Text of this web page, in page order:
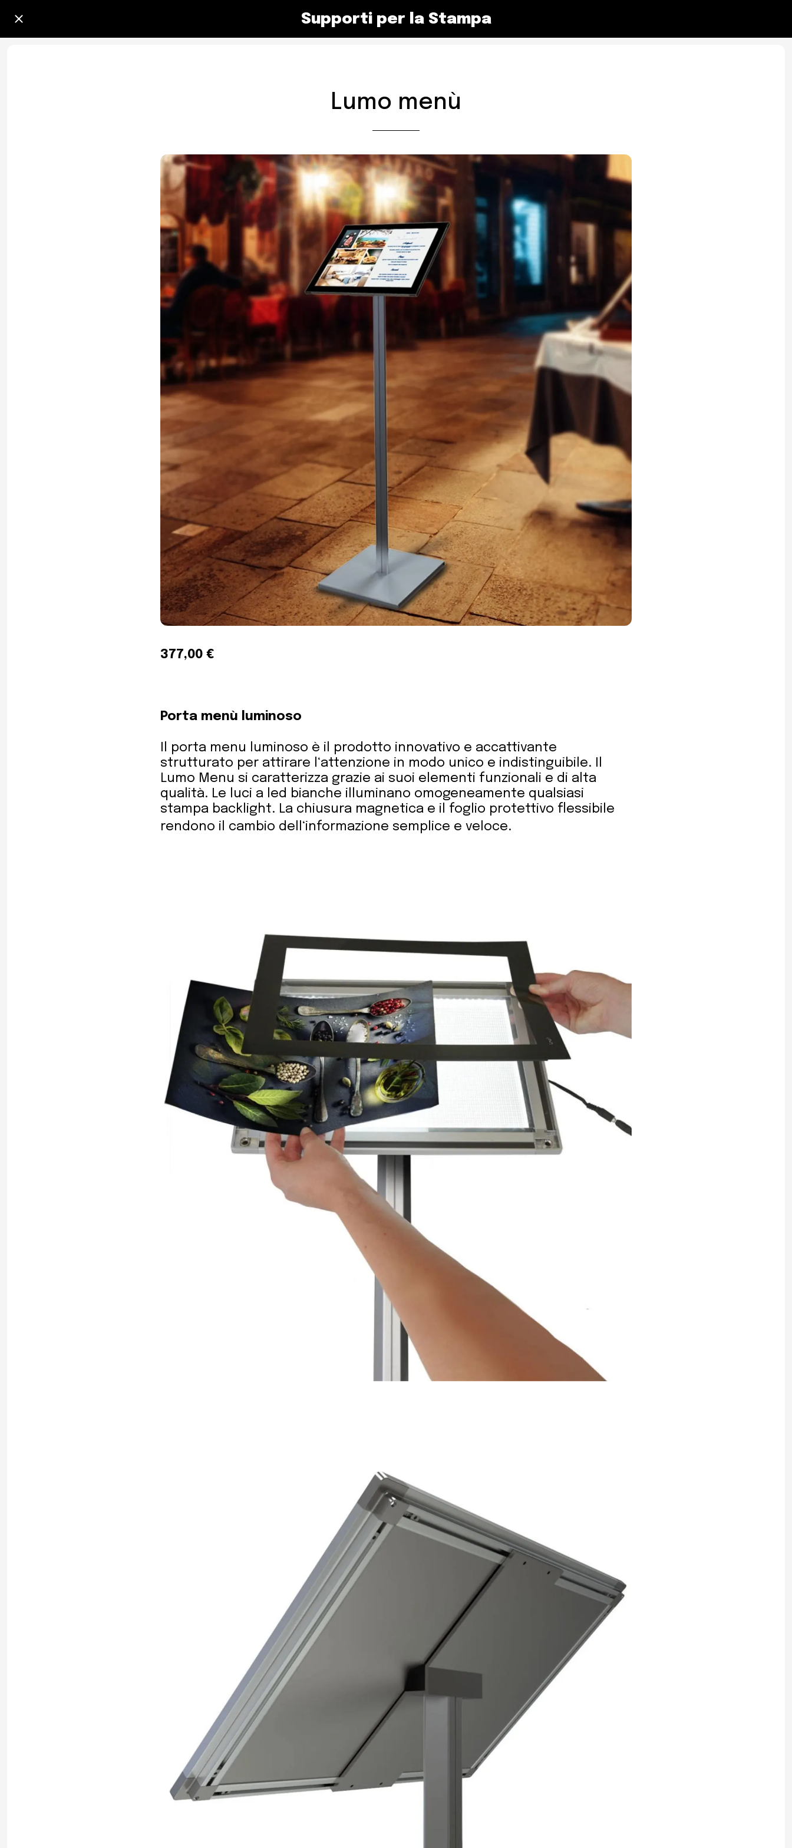
Supporti per la Stampa
Lumo menù
377,00 €
Porta menù luminoso
Il porta menu luminoso è il prodotto innovativo e accattivante
strutturato per attirare l‘attenzione in modo unico e indistinguibile. Il
Lumo Menu si caratterizza grazie ai suoi elementi funzionali e di alta
qualità. Le luci a led bianche illuminano omogeneamente qualsiasi
stampa backlight. La chiusura magnetica e il foglio protettivo flessibile
rendono il cambio dell‘informazione semplice e veloce.